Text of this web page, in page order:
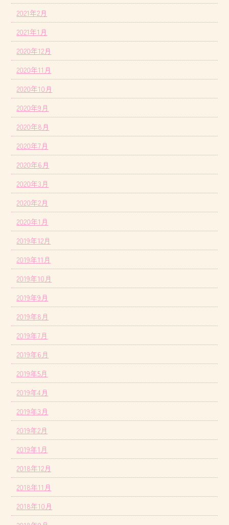
2021年2月
2021年1月
2020年12月
2020年11月
2020年10月
2020年9月
2020年8月
2020年7月
2020年6月
2020年3月
2020年2月
2020年1月
2019年12月
2019年11月
2019年10月
2019年9月
2019年8月
2019年7月
2019年6月
2019年5月
2019年4月
2019年3月
2019年2月
2019年1月
2018年12月
2018年11月
2018年10月